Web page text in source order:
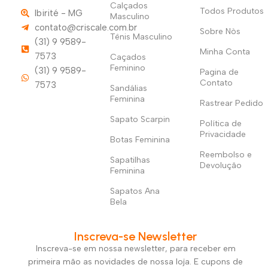
Ibirité - MG
contato@criscale.com.br
(31) 9 9589-
7573
(31) 9 9589-
7573
Calçados
Masculino
Tênis Masculino
Caçados
Feminino
Sandálias
Feminina
Sapato Scarpin
Botas Feminina
Sapatilhas
Feminina
Sapatos Ana
Bela
Todos Produtos
Sobre Nòs
Minha Conta
Pagina de
Contato
Rastrear Pedido
Política de
Privacidade
Reembolso e
Devolução
Inscreva-se Newsletter
Inscreva-se em nossa newsletter, para receber em
primeira mão as novidades de nossa loja. E cupons de